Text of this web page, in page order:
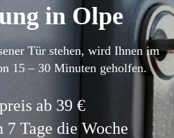
in Olpe
Tür stehen, wird Ihnen im
15 – 30 Minuten geholfen.
ab 39 €
7 Tage die Woche